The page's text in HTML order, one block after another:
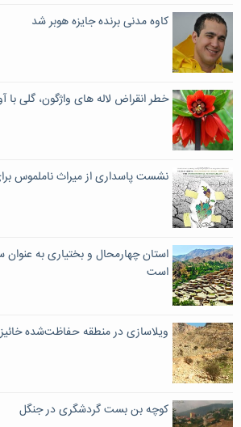
کاوه مدنی برنده جایزه هوبر شد
خطر انقراض لاله های واژگون، گلی با
نشست پاسداری از میراث ناملموس
استان چهارمحال و بختیاری به
است
ویلاسازی در منطقه حفاظت‌شده
کوچه بن بست گردشگری در جنگل